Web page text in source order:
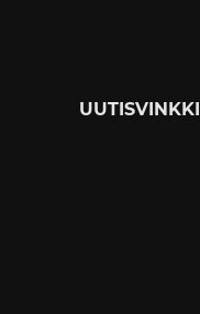
UUTISVINKKI